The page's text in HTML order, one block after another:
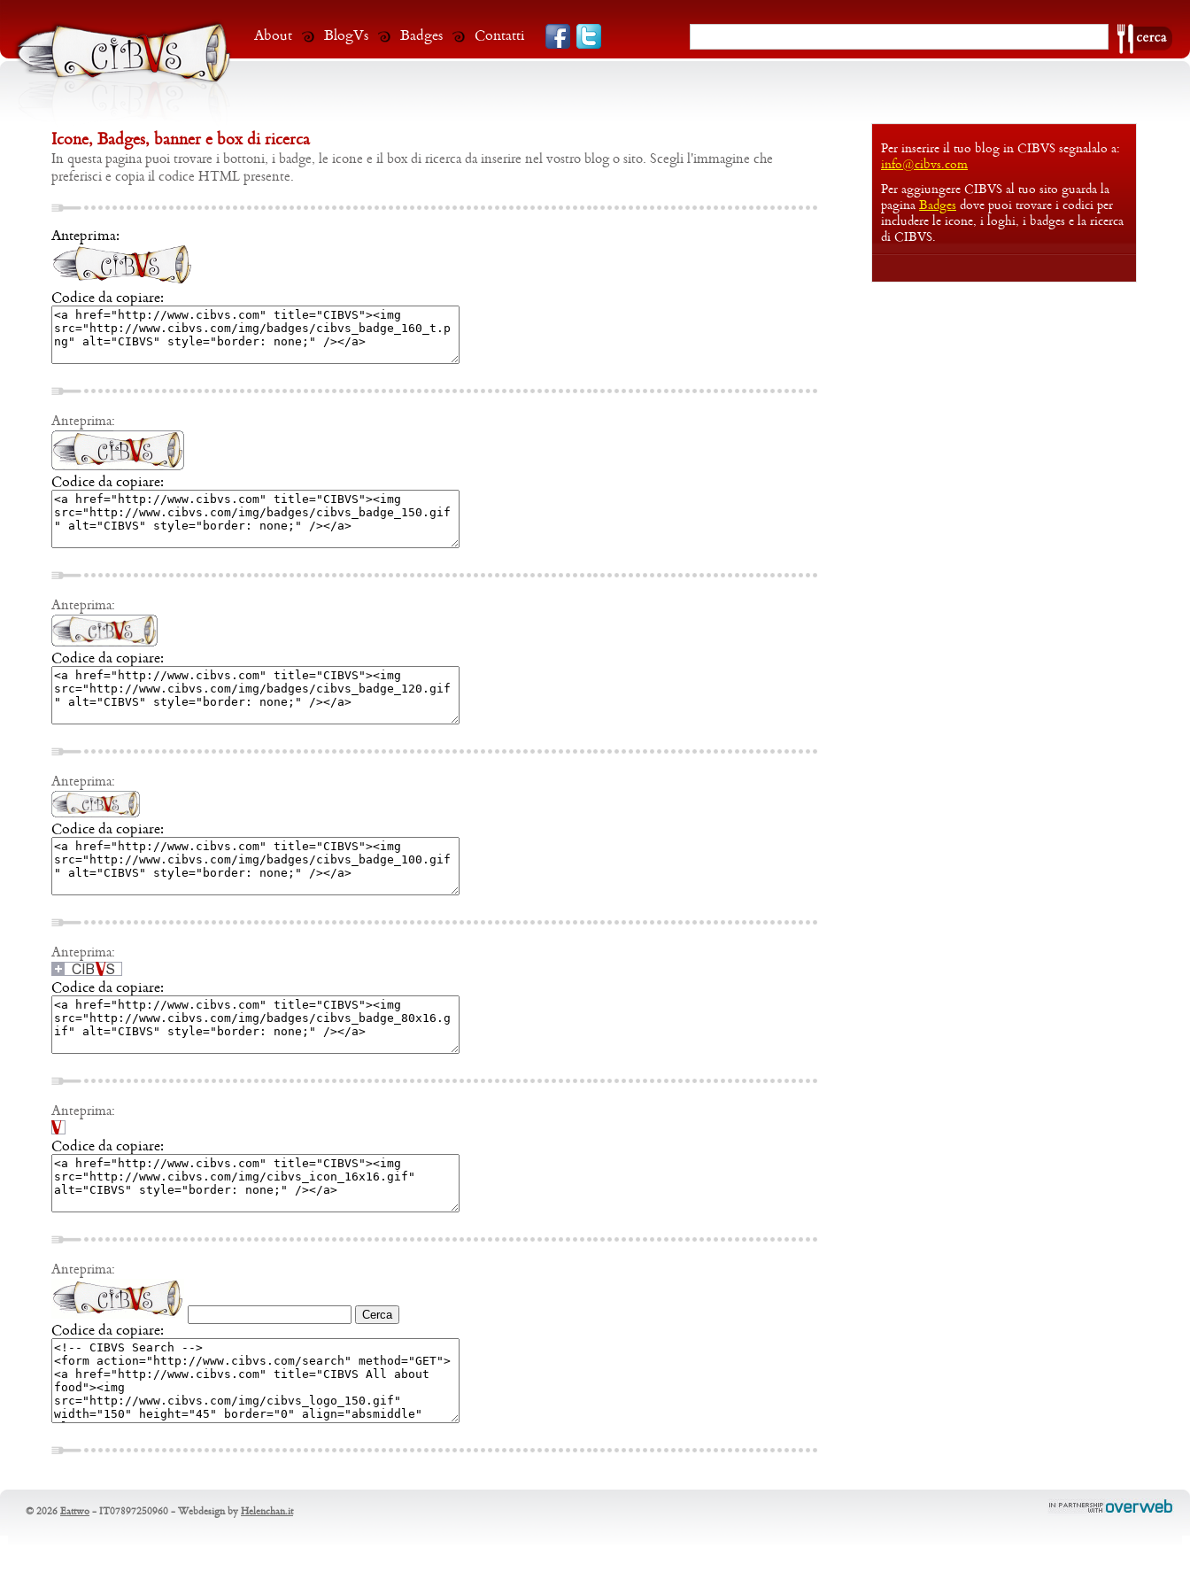
About BlogVs Badges Contatti
Icone, Badges, banner e box di ricerca
In questa pagina puoi trovare i bottoni, i badge, le icone e il box di ricerca da inserire nel vostro blog o sito. Scegli l'immagine che
preferisci e copia il codice HTML presente.
Anteprima:
Codice da copiare:
Anteprima:
Codice da copiare:
Anteprima:
Codice da copiare:
Anteprima:
Codice da copiare:
Anteprima:
Codice da copiare:
Anteprima:
Codice da copiare:
Anteprima:
Codice da copiare:
Per inserire il tuo blog in CIBVS segnalalo a:
info@cibvs.com
Per aggiungere CIBVS al tuo sito guarda la
pagina Badges dove puoi trovare i codici per
includere le icone, i loghi, i badges e la ricerca
di CIBVS.
© 2026 Eattwo - IT07897250960 - Webdesign by Helenchan.it